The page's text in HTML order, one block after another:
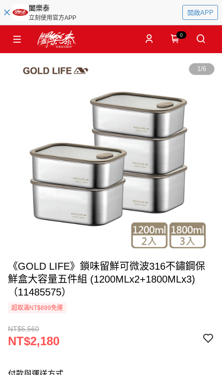
闔樂泰
立刻使用官方APP
開啟APP
0
1/6
《GOLD LIFE》鎖味留鮮可微波316不鏽鋼保
鮮盒大容量五件組 (1200MLx2+1800MLx3)
（11485575）
超取滿NT$899免運
NT$5,560
NT$2,180